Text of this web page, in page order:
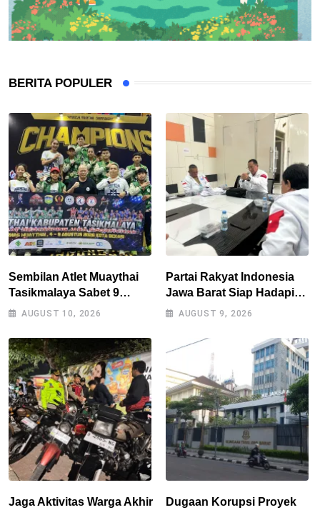
BERITA POPULER
Sembilan Atlet Muaythai
Tasikmalaya Sabet 9
Medali di Kejurnas Bekasi,
Porprov Jabar 2026
AUGUST 10, 2026
Partai Rakyat Indonesia
Jawa Barat Siap Hadapi
Pemilu 2029
AUGUST 9, 2026
Jaga Aktivitas Warga Akhir
Dugaan Korupsi Proyek